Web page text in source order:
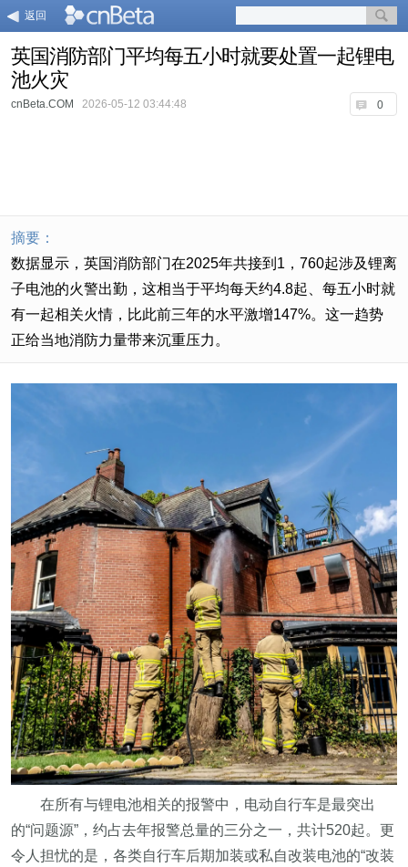
返回
英国消防部门平均每五小时就要处置一起锂电
池火灾
0
cnBeta.COM 2026-05-12 03:44:48
摘要：
数据显示，英国消防部门在2025年共接到1，760起涉及锂离
子电池的火警出勤，这相当于平均每天约4.8起、每五小时就
有一起相关火情，比此前三年的水平激增147%。这一趋势
正给当地消防力量带来沉重压力。
在所有与锂电池相关的报警中，电动自行车是最突出
的“问题源”，约占去年报警总量的三分之一，共计520起。更
令人担忧的是，各类自行车后期加装或私自改装电池的“改装